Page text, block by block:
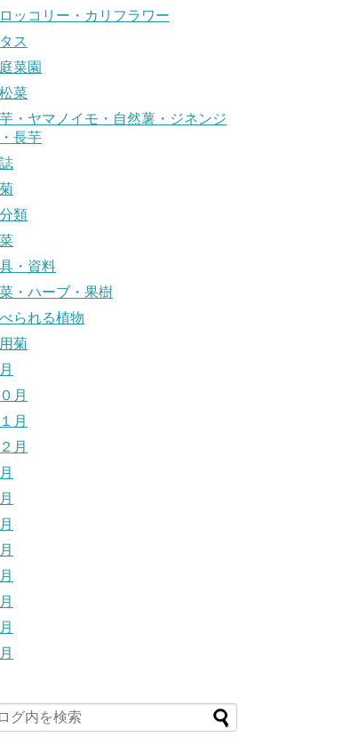
ッコリー・カリフラワー
ス
菜園
菜
・ヤマノイモ・自然薯・ジネンジ
長芋
類
・資料
・ハーブ・果樹
られる植物
菊
月
月
月